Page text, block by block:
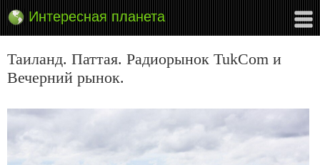
Интересная планета
Таиланд. Паттая. Радиорынок TukCom и
Вечерний рынок.